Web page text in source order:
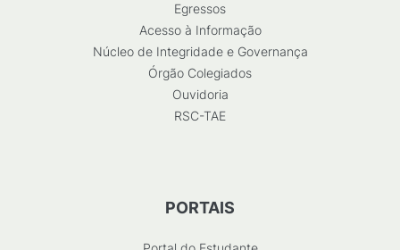
Egressos
Acesso à Informação
Núcleo de Integridade e Governança
Órgão Colegiados
Ouvidoria
RSC-TAE
PORTAIS